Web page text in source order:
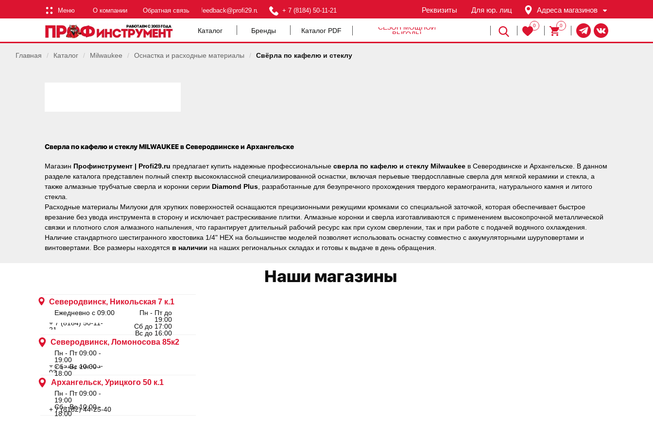
Меню + 7 (8184) 50-11-21
Обратная связь feedback@profi29.ru Для юр. лиц
Реквизиты
О компании
Каталог
Адреса магазинов
0
0
Бренды Каталог PDF
СЕЗОН МОЩНОЙ
ВЫГОДЫ
Главная / Каталог / Milwaukee / Оснастка и расходные материалы / Свёрла по кафелю и стеклу
Сверла по кафелю и стеклу MILWAUKEE в Северодвинске и Архангельске
Магазин Профинструмент | Profi29.ru предлагает купить надежные профессиональные сверла по кафелю и стеклу Milwaukee в Северодвинске и Архангельске. В данном
разделе каталога представлен полный спектр высококлассной специализированной оснастки, включая перьевые твердосплавные сверла для мягкой керамики и стекла, а
также алмазные трубчатые сверла и коронки серии Diamond Plus , разработанные для безупречного прохождения твердого керамогранита, натурального камня и литого
стекла.
Расходные материалы Милуоки для хрупких поверхностей оснащаются прецизионными режущими кромками со специальной заточкой, которая обеспечивает быстрое
врезание без увода инструмента в сторону и исключает растрескивание плитки. Алмазные коронки и сверла изготавливаются с применением высокопрочной металлической
связки и плотного слоя алмазного напыления, что гарантирует длительный рабочий ресурс как при сухом сверлении, так и при работе с подачей водяного охлаждения.
Наличие стандартного шестигранного хвостовика 1/4" HEX на большинстве моделей позволяет использовать оснастку совместно с аккумуляторными шуруповертами и
винтовертами. Все размеры находятся в наличии на наших региональных складах и готовы к выдаче в день обращения.
Наши магазины
Архангельск, Урицкого 50 к.1
Северодвинск, Ломоносова 85к2
Северодвинск, Никольская 7 к.1
Ежедневно с 09:00
Пн - Пт до
19:00
Сб до 17:00
Вс до 16:00
Пн - Пт 09:00 -
19:00
Сб - Вс 10:00 -
18:00
Пн - Пт 09:00 -
19:00
Сб - Вс 10:00 -
18:00
+ 7 (8184) 50-11-
21
+ 7 (911) 562-83-
03
+ 7 (8182) 44-25-40